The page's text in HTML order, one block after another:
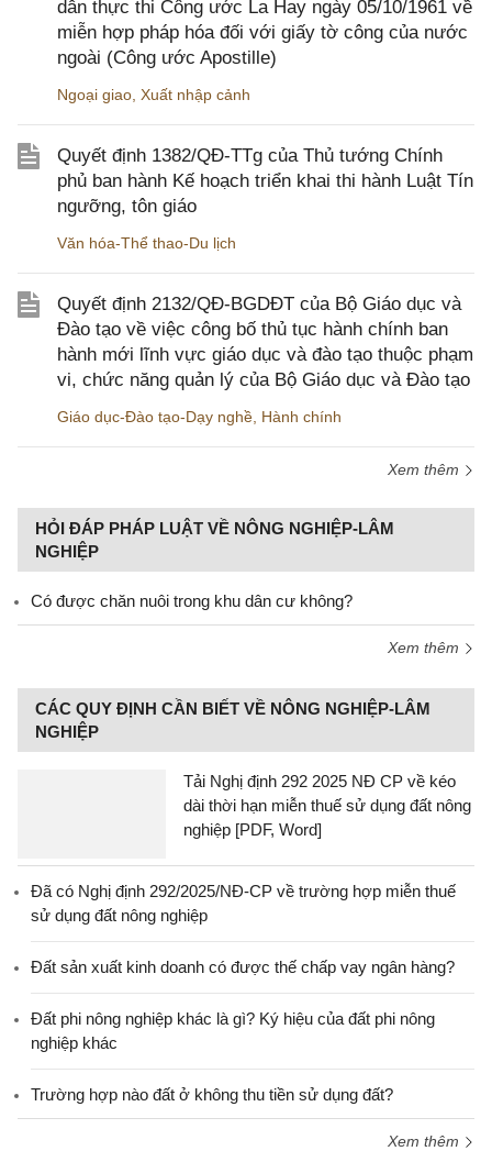
dẫn thực thi Công ước La Hay ngày 05/10/1961 về
miễn hợp pháp hóa đối với giấy tờ công của nước
ngoài (Công ước Apostille)
Ngoại giao Xuất nhập cảnh
Quyết định 1382/QĐ-TTg của Thủ tướng Chính
phủ ban hành Kế hoạch triển khai thi hành Luật Tín
ngưỡng, tôn giáo
Văn hóa-Thể thao-Du lịch
Quyết định 2132/QĐ-BGDĐT của Bộ Giáo dục và
Đào tạo về việc công bố thủ tục hành chính ban
hành mới lĩnh vực giáo dục và đào tạo thuộc phạm
vi, chức năng quản lý của Bộ Giáo dục và Đào tạo
Giáo dục-Đào tạo-Dạy nghề Hành chính
Xem thêm
HỎI ĐÁP PHÁP LUẬT VỀ NÔNG NGHIỆP-LÂM
NGHIỆP
Có được chăn nuôi trong khu dân cư không?
Xem thêm
CÁC QUY ĐỊNH CẦN BIẾT VỀ NÔNG NGHIỆP-LÂM
NGHIỆP
Tải Nghị định 292 2025 NĐ CP về kéo
dài thời hạn miễn thuế sử dụng đất nông
nghiệp [PDF, Word]
Đã có Nghị định 292/2025/NĐ-CP về trường hợp miễn thuế
sử dụng đất nông nghiệp
Đất sản xuất kinh doanh có được thế chấp vay ngân hàng?
Đất phi nông nghiệp khác là gì? Ký hiệu của đất phi nông
nghiệp khác
Trường hợp nào đất ở không thu tiền sử dụng đất?
Xem thêm